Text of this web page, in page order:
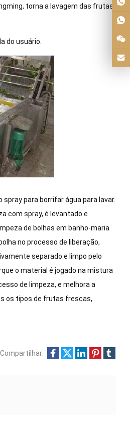
torna a lavagem das frutas
do usuário.
para borrifar água para lavar.
com spray, é levantado e
de bolhas em banho-maria
no processo de liberação,
separado e limpo pelo
o material é jogado na mistura
de limpeza, e melhora a
os tipos de frutas frescas,
Compartilhar: